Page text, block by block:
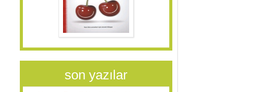
son yazılar